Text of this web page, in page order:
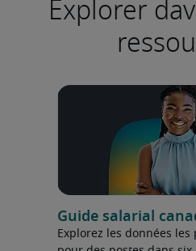
Explorer
Guide salarial
Explorez les données les